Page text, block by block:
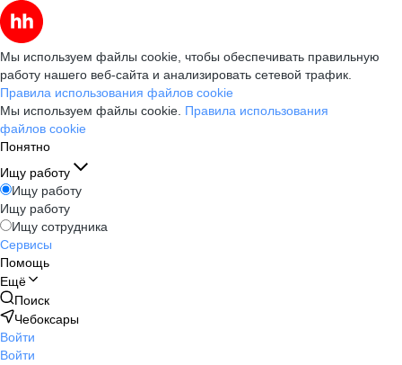
Мы используем файлы cookie, чтобы обеспечивать правильную
работу нашего веб-сайта и анализировать сетевой трафик.
Правила использования файлов cookie
Мы используем файлы cookie. Правила использования
файлов cookie
Понятно
Ищу работу
Ищу работу
Ищу работу
Ищу сотрудника
Сервисы
Помощь
Ещё
Поиск
Чебоксары
Войти
Войти